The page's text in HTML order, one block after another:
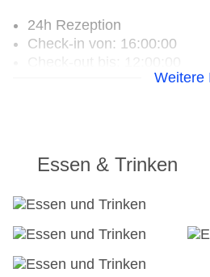
24h Rezeption
Check-in von: 16:00:00
Letzte umfassende
Lift: ohne Gebühr
Zimmerservice
Gesamtanzahl der
Zahlungsarten: American
Weitere
Essen & Trinken